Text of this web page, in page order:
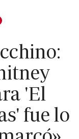
'El
fue lo